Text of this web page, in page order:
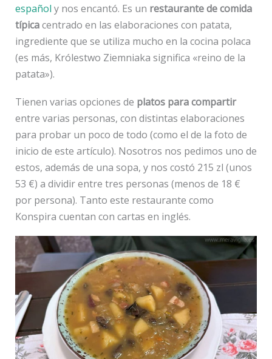
español y nos encantó. Es un restaurante de comida
típicacentrado en las elaboraciones con patata,
ingrediente que se utiliza mucho en la cocina polaca
(es más, Królestwo Ziemniaka significa «reino de la
patata»).
Tienen varias opciones de platos para compartir
entre varias personas, con distintas elaboraciones
para probar un poco de todo (como el de la foto de
inicio de este artículo). Nosotros nos pedimos uno de
estos, además de una sopa, y nos costó 215 zl (unos
53 €) a dividir entre tres personas (menos de 18 €
por persona). Tanto este restaurante como
Konspira cuentan con cartas en inglés.